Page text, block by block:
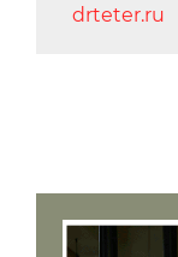
drteter.ru